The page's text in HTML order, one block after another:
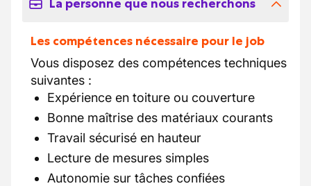
La personne que nous recherchons
Les compétences nécessaire pour le job
Vous disposez des compétences techniques
suivantes :
Expérience en toiture ou couverture
Bonne maîtrise des matériaux courants
Travail sécurisé en hauteur
Lecture de mesures simples
Autonomie sur tâches confiées